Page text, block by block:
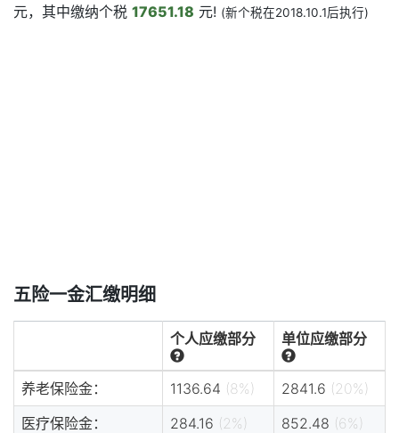
元，其中缴纳个税 17651.18 元! (新个税在2018.10.1后执行)
五险一金汇缴明细
个人应缴部分 单位应缴部分
养老保险金： 1136.64 (8%) 2841.6 (20%)
医疗保险金：
284.16 (2%) 852.48 (6%)